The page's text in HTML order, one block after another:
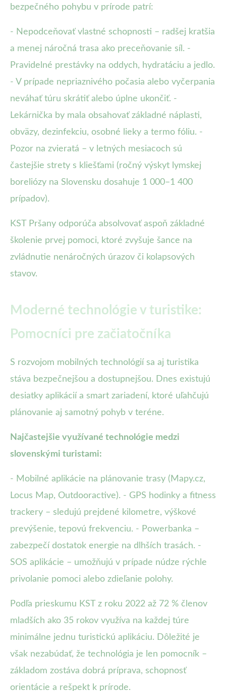
bezpečného pohybu v prírode patrí:
- Nepodceňovať vlastné schopnosti – radšej kratšia
a menej náročná trasa ako preceňovanie síl. -
Pravidelné prestávky na oddych, hydratáciu a jedlo.
- V prípade nepriaznivého počasia alebo vyčerpania
neváhať túru skrátiť alebo úplne ukončiť. -
Lekárnička by mala obsahovať základné náplasti,
obväzy, dezinfekciu, osobné lieky a termo fóliu. -
Pozor na zvieratá – v letných mesiacoch sú
častejšie strety s kliešťami (ročný výskyt lymskej
boreliózy na Slovensku dosahuje 1 000–1 400
prípadov).
KST Pršany odporúča absolvovať aspoň základné
školenie prvej pomoci, ktoré zvyšuje šance na
zvládnutie nenáročných úrazov či kolapsových
stavov.
Moderné technológie v turistike:
Pomocníci pre začiatočníka
S rozvojom mobilných technológií sa aj turistika
stáva bezpečnejšou a dostupnejšou. Dnes existujú
desiatky aplikácií a smart zariadení, ktoré uľahčujú
plánovanie aj samotný pohyb v teréne.
Najčastejšie využívané technológie medzi
slovenskými turistami:
- Mobilné aplikácie na plánovanie trasy (Mapy.cz,
Locus Map, Outdooractive). - GPS hodinky a fitness
trackery – sledujú prejdené kilometre, výškové
prevýšenie, tepovú frekvenciu. - Powerbanka –
zabezpečí dostatok energie na dlhších trasách. -
SOS aplikácie – umožňujú v prípade núdze rýchle
privolanie pomoci alebo zdieľanie polohy.
Podľa prieskumu KST z roku 2022 až 72 % členov
mladších ako 35 rokov využíva na každej túre
minimálne jednu turistickú aplikáciu. Dôležité je
však nezabúdať, že technológia je len pomocník –
základom zostáva dobrá príprava, schopnosť
orientácie a rešpekt k prírode.